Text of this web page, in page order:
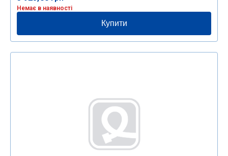
Немає в наявності
Купити